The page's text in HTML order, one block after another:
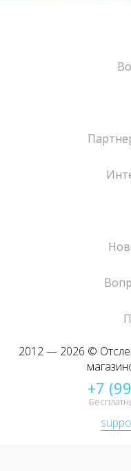
2012 — 2026 ©
+7